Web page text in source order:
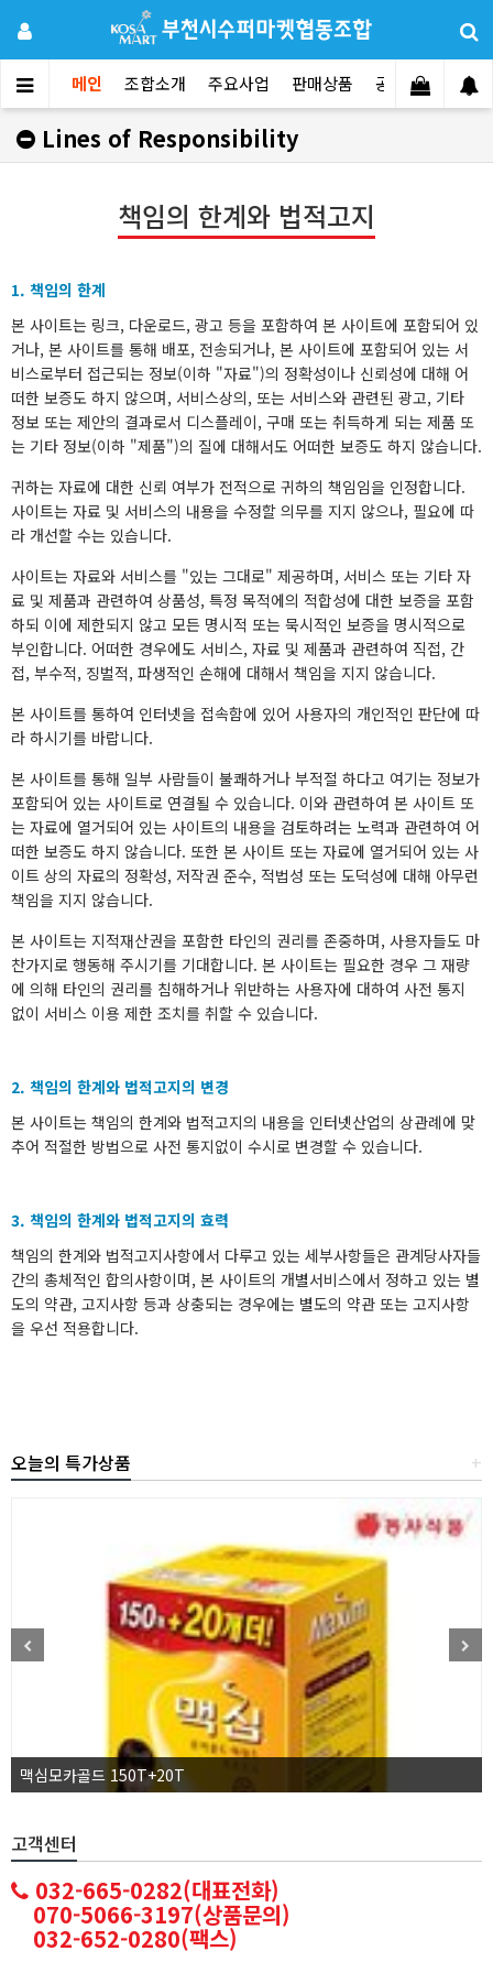
메인 조합소개 주요사업 판매상품 공지사항 문
Lines of Responsibility
책임의 한계와 법적고지
1. 책임의 한계
본 사이트는 링크, 다운로드, 광고 등을 포함하여 본 사이트에 포함되어 있
거나, 본 사이트를 통해 배포, 전송되거나, 본 사이트에 포함되어 있는 서
비스로부터 접근되는 정보(이하 "자료")의 정확성이나 신뢰성에 대해 어
떠한 보증도 하지 않으며, 서비스상의, 또는 서비스와 관련된 광고, 기타
정보 또는 제안의 결과로서 디스플레이, 구매 또는 취득하게 되는 제품 또
는 기타 정보(이하 "제품")의 질에 대해서도 어떠한 보증도 하지 않습니다.
귀하는 자료에 대한 신뢰 여부가 전적으로 귀하의 책임임을 인정합니다.
사이트는 자료 및 서비스의 내용을 수정할 의무를 지지 않으나, 필요에 따
라 개선할 수는 있습니다.
사이트는 자료와 서비스를 "있는 그대로" 제공하며, 서비스 또는 기타 자
료 및 제품과 관련하여 상품성, 특정 목적에의 적합성에 대한 보증을 포함
하되 이에 제한되지 않고 모든 명시적 또는 묵시적인 보증을 명시적으로
부인합니다. 어떠한 경우에도 서비스, 자료 및 제품과 관련하여 직접, 간
접, 부수적, 징벌적, 파생적인 손해에 대해서 책임을 지지 않습니다.
본 사이트를 통하여 인터넷을 접속함에 있어 사용자의 개인적인 판단에 따
라 하시기를 바랍니다.
본 사이트를 통해 일부 사람들이 불쾌하거나 부적절 하다고 여기는 정보가
포함되어 있는 사이트로 연결될 수 있습니다. 이와 관련하여 본 사이트 또
는 자료에 열거되어 있는 사이트의 내용을 검토하려는 노력과 관련하여 어
떠한 보증도 하지 않습니다. 또한 본 사이트 또는 자료에 열거되어 있는 사
이트 상의 자료의 정확성, 저작권 준수, 적법성 또는 도덕성에 대해 아무런
책임을 지지 않습니다.
본 사이트는 지적재산권을 포함한 타인의 권리를 존중하며, 사용자들도 마
찬가지로 행동해 주시기를 기대합니다. 본 사이트는 필요한 경우 그 재량
에 의해 타인의 권리를 침해하거나 위반하는 사용자에 대하여 사전 통지
없이 서비스 이용 제한 조치를 취할 수 있습니다.
2. 책임의 한계와 법적고지의 변경
본 사이트는 책임의 한계와 법적고지의 내용을 인터넷산업의 상관례에 맞
추어 적절한 방법으로 사전 통지없이 수시로 변경할 수 있습니다.
3. 책임의 한계와 법적고지의 효력
책임의 한계와 법적고지사항에서 다루고 있는 세부사항들은 관계당사자들
간의 총체적인 합의사항이며, 본 사이트의 개별서비스에서 정하고 있는 별
도의 약관, 고지사항 등과 상충되는 경우에는 별도의 약관 또는 고지사항
을 우선 적용합니다.
+
오늘의 특가상품
맥심모카골드 150T+20T
고객센터
032-665-0282(대표전화)
070-5066-3197(상품문의)
032-652-0280(팩스)